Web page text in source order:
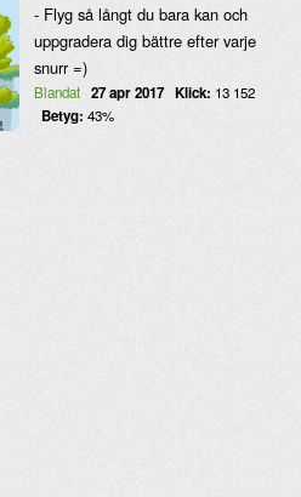
- Flyg så långt du bara kan och
uppgradera dig bättre efter varje
snurr =)
Blandat 27 apr 2017 Klick: 13 152
Betyg: 43%